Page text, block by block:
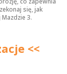
się, jak
3.
<<